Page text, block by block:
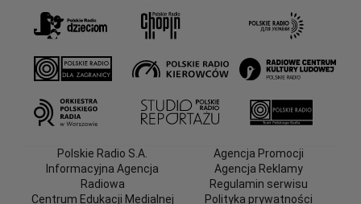
Polskie Radio S.A.
Informacyjna Agencja
Radiowa
Centrum Edukacji Medialnej
Agencja Promocji
Agencja Reklamy
Regulamin serwisu
Polityka prywatności